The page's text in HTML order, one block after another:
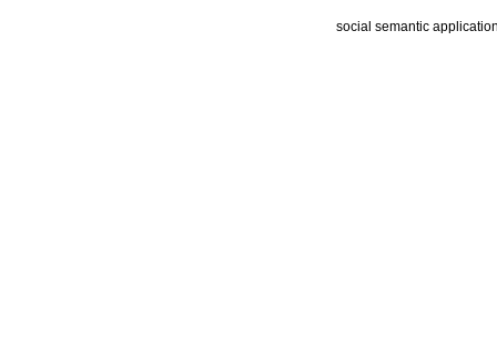
social semantic